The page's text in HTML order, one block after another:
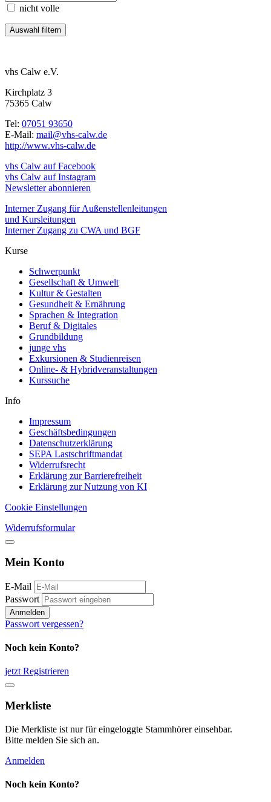
nicht volle
vhs Calw e.V.
Kirchplatz 3
75365 Calw
Tel: 07051 93650
E-Mail: mail@vhs-calw.de
http://www.vhs-calw.de
vhs Calw auf Facebook
vhs Calw auf Instagram
Newsletter abonnieren
Interner Zugang für Außenstellenleitungen
und Kursleitungen
Interner Zugang zu CWA und BGF
Kurse
Schwerpunkt
Gesellschaft & Umwelt
Kultur & Gestalten
Gesundheit & Ernährung
Sprachen & Integration
Beruf & Digitales
Grundbildung
junge vhs
Exkursionen & Studienreisen
Online- & Hybridveranstaltungen
Kurssuche
Info
Impressum
Geschäftsbedingungen
Datenschutzerklärung
SEPA Lastschriftmandat
Widerrufsrecht
Erklärung zur Barrierefreiheit
Erklärung zur Nutzung von KI
Cookie Einstellungen
Widerrufsformular
Mein Konto
E-Mail
Passwort
Anmelden
Passwort vergessen?
Noch kein Konto?
jetzt Registrieren
Merkliste
Die Merkliste ist nur für eingeloggte Stammhörer einsehbar.
Bitte melden Sie sich an.
Anmelden
Noch kein Konto?